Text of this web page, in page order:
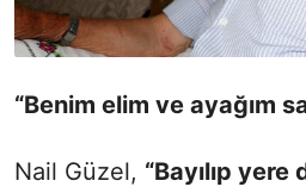
“Benim elim ve ayağım
Nail Güzel, “Bayılıp